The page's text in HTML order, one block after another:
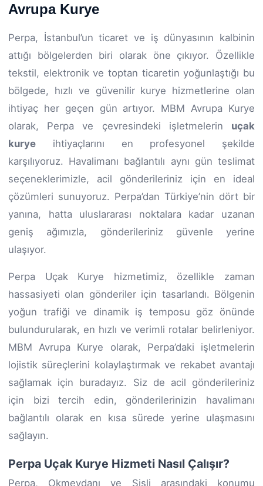
Avrupa Kurye
Perpa, İstanbul’un ticaret ve iş dünyasının kalbinin
attığı bölgelerden biri olarak öne çıkıyor. Özellikle
tekstil, elektronik ve toptan ticaretin yoğunlaştığı bu
bölgede, hızlı ve güvenilir kurye hizmetlerine olan
ihtiyaç her geçen gün artıyor. MBM Avrupa Kurye
olarak, Perpa ve çevresindeki işletmelerin uçak
kurye ihtiyaçlarını en profesyonel şekilde
karşılıyoruz. Havalimanı bağlantılı aynı gün teslimat
seçeneklerimizle, acil gönderileriniz için en ideal
çözümleri sunuyoruz. Perpa’dan Türkiye’nin dört bir
yanına, hatta uluslararası noktalara kadar uzanan
geniş ağımızla, gönderileriniz güvenle yerine
ulaşıyor.
Perpa Uçak Kurye hizmetimiz, özellikle zaman
hassasiyeti olan gönderiler için tasarlandı. Bölgenin
yoğun trafiği ve dinamik iş temposu göz önünde
bulundurularak, en hızlı ve verimli rotalar belirleniyor.
MBM Avrupa Kurye olarak, Perpa’daki işletmelerin
lojistik süreçlerini kolaylaştırmak ve rekabet avantajı
sağlamak için buradayız. Siz de acil gönderileriniz
için bizi tercih edin, gönderilerinizin havalimanı
bağlantılı olarak en kısa sürede yerine ulaşmasını
sağlayın.
Perpa Uçak Kurye Hizmeti Nasıl Çalışır?
Perpa, Okmeydanı ve Şişli arasındaki konumu